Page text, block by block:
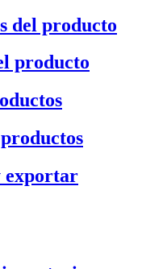
del producto
producto